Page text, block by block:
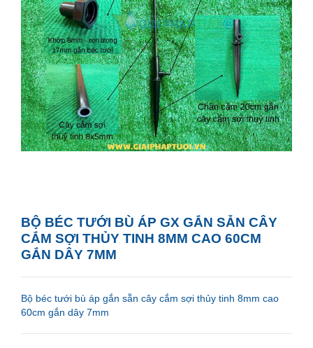
BỘ BÉC TƯỚI BÙ ÁP GX GẮN SẴN CÂY
CẮM SỢI THỦY TINH 8MM CAO 60CM
GẮN DÂY 7MM
Bộ béc tưới bù áp gắn sẵn cây cắm sợi thủy tinh 8mm cao
60cm gắn dây 7mm